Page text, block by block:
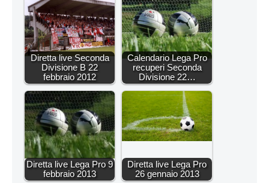
Diretta live Seconda
Divisione B 22
febbraio 2012
Calendario Lega Pro
recuperi Seconda
Divisione 22…
Diretta live Lega Pro 9
febbraio 2013
Diretta live Lega Pro
26 gennaio 2013